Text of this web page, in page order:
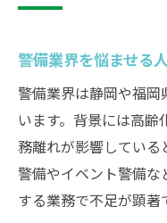
警備業界を悩ませる
警備業界は静岡や福
います。背景には高
務離れが影響してい
警備やイベント警備な
する業務で不足が顕著